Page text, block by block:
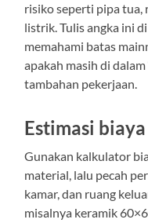
risiko seperti pipa tua,
listrik. Tulis angka ini
memahami batas
apakah masih di
tambahan pekerjaan.
Estimasi
Gunakan kalkulator
material, lalu pecah
kamar, dan ruang
misalnya keramik